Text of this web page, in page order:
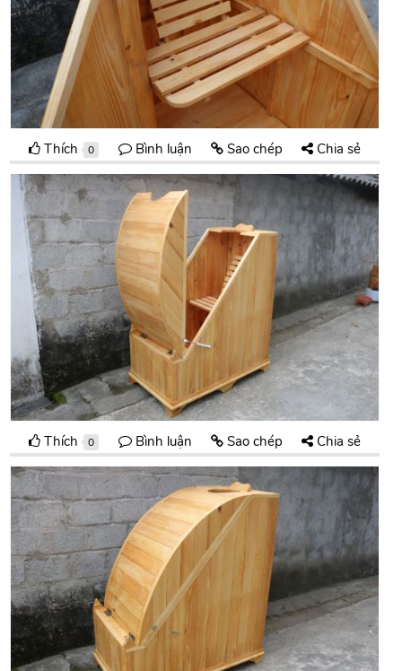
Thích 0 Bình luận Sao chép Chia sẻ
Thích 0 Bình luận Sao chép Chia sẻ